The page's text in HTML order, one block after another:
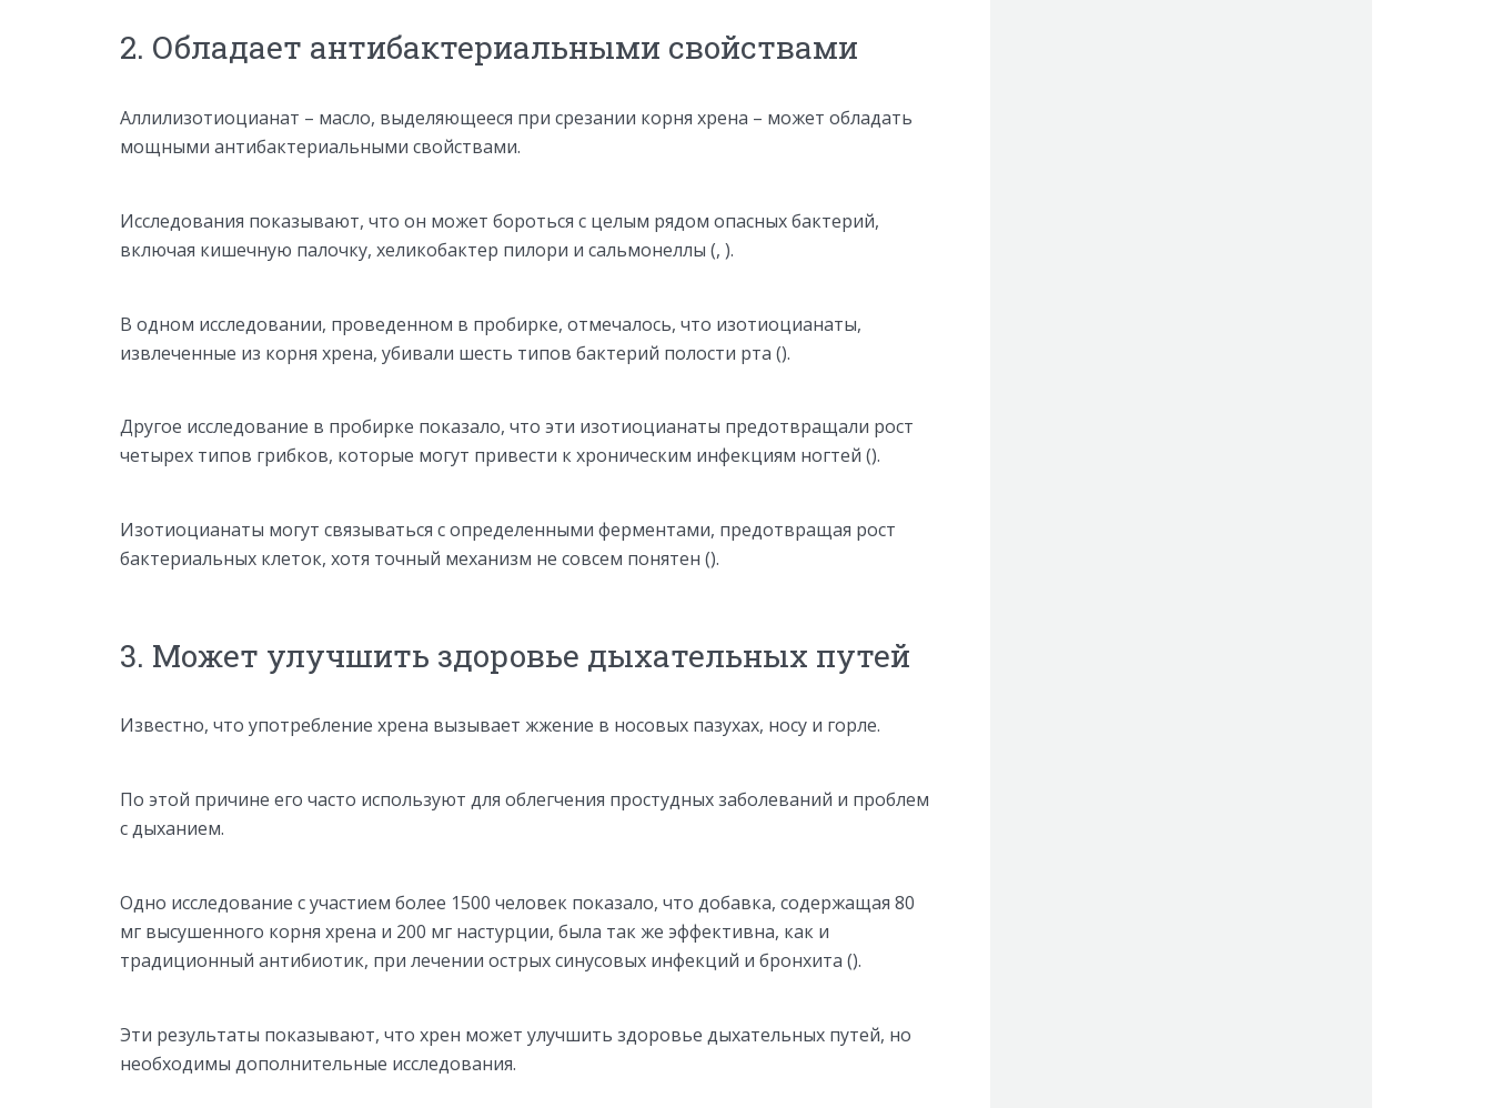
2. Обладает антибактериальными свойствами
Аллилизотиоцианат – масло, выделяющееся при срезании корня хрена – может обладать
мощными антибактериальными свойствами.
Исследования показывают, что он может бороться с целым рядом опасных бактерий,
включая кишечную палочку, хеликобактер пилори и сальмонеллы (, ).
В одном исследовании, проведенном в пробирке, отмечалось, что изотиоцианаты,
извлеченные из корня хрена, убивали шесть типов бактерий полости рта ().
Другое исследование в пробирке показало, что эти изотиоцианаты предотвращали рост
четырех типов грибков, которые могут привести к хроническим инфекциям ногтей ().
Изотиоцианаты могут связываться с определенными ферментами, предотвращая рост
бактериальных клеток, хотя точный механизм не совсем понятен ().
3. Может улучшить здоровье дыхательных путей
Известно, что употребление хрена вызывает жжение в носовых пазухах, носу и горле.
По этой причине его часто используют для облегчения простудных заболеваний и проблем
с дыханием.
Одно исследование с участием более 1500 человек показало, что добавка, содержащая 80
мг высушенного корня хрена и 200 мг настурции, была так же эффективна, как и
традиционный антибиотик, при лечении острых синусовых инфекций и бронхита ().
Эти результаты показывают, что хрен может улучшить здоровье дыхательных путей, но
необходимы дополнительные исследования.